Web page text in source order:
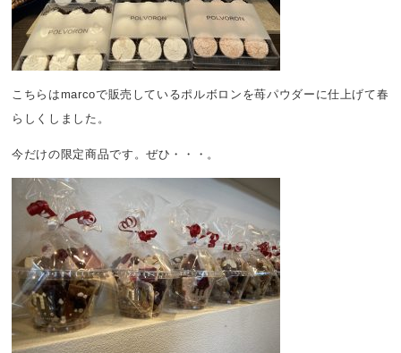
こちらはmarcoで販売しているポルボロンを苺パウダーに仕上げて春
らしくしました。
今だけの限定商品です。ぜひ・・・。